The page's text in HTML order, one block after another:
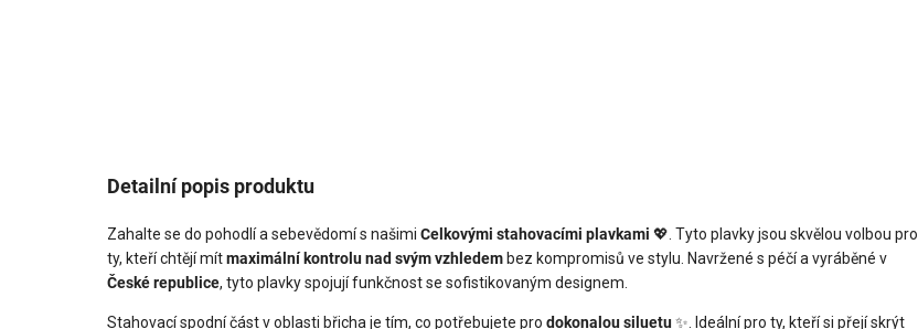
Detailní popis produktu
Zahalte se do pohodlí a sebevědomí s našimi Celkovými stahovacími plavkami 💖. Tyto plavky jsou skvělou volbou pro
ty, kteří chtějí mítmaximální kontrolu nad svým vzhledem bez kompromisů ve stylu. Navržené s péčí a vyráběné v
České republice, tyto plavky spojují funkčnost se sofistikovaným designem.
Stahovací spodní část v oblasti břicha je tím, co potřebujete pro dokonalou siluetu✨. Ideální pro ty, kteří si přejí skrýt